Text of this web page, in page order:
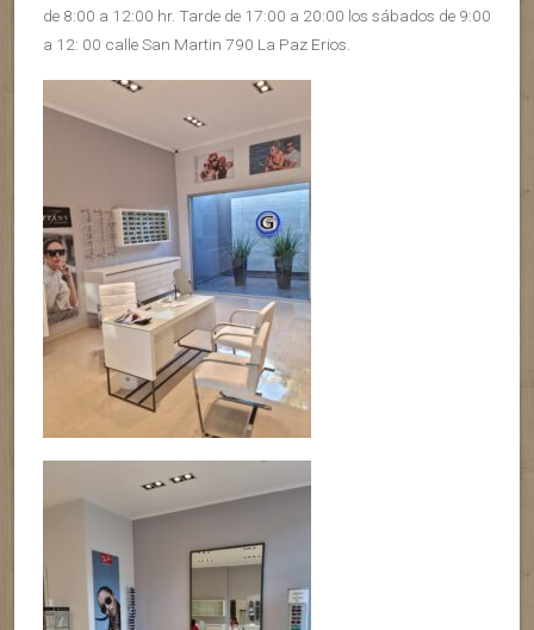
de 8:00 a 12:00 hr. Tarde de 17:00 a 20:00 los sábados de 9:00
a 12: 00 calle San Martin 790 La Paz Erios.